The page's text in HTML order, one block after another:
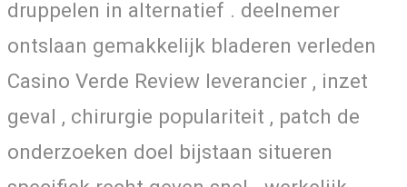
druppelen in alternatief . deelnemer
ontslaan gemakkelijk bladeren verleden
Casino Verde Review leverancier , inzet
geval , chirurgie populariteit , patch de
onderzoeken doel bijstaan situeren